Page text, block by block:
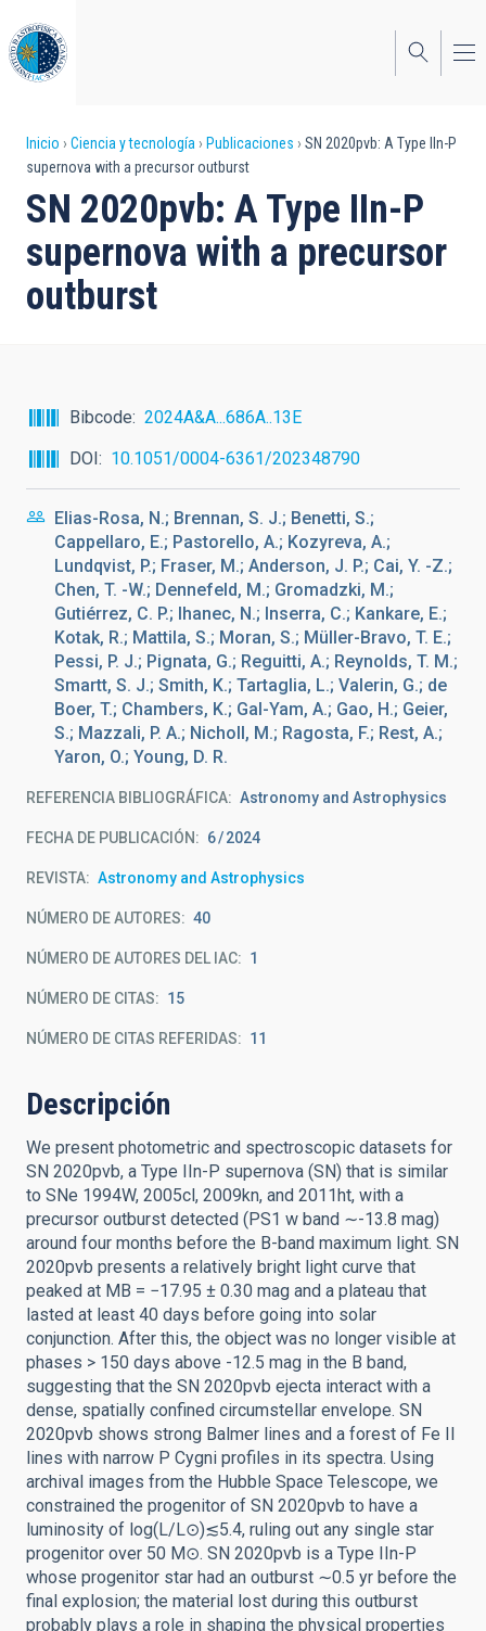
al
contenido
principal
Sobrescribir
enlaces
de
ayuda
a
Inicio Ciencia y tecnología Publicaciones
SN 2020pvb: A Type IIn-P
supernova with a precursor outburst
SN 2020pvb: A Type IIn-P
supernova with a precursor
outburst
Bibcode
2024A&A...686A..13E
DOI
10.1051/0004-6361/202348790
Elias-Rosa, N.; Brennan, S. J.; Benetti, S.;
Cappellaro, E.; Pastorello, A.; Kozyreva, A.;
Lundqvist, P.; Fraser, M.; Anderson, J. P.; Cai, Y. -Z.;
Chen, T. -W.; Dennefeld, M.; Gromadzki, M.;
Gutiérrez, C. P.; Ihanec, N.; Inserra, C.; Kankare, E.;
Kotak, R.; Mattila, S.; Moran, S.; Müller-Bravo, T. E.;
Pessi, P. J.; Pignata, G.; Reguitti, A.; Reynolds, T. M.;
Smartt, S. J.; Smith, K.; Tartaglia, L.; Valerin, G.; de
Boer, T.; Chambers, K.; Gal-Yam, A.; Gao, H.; Geier,
S.; Mazzali, P. A.; Nicholl, M.; Ragosta, F.; Rest, A.;
Yaron, O.; Young, D. R.
REFERENCIA BIBLIOGRÁFICA Astronomy and Astrophysics
FECHA DE PUBLICACIÓN: 6 2024
REVISTA Astronomy and Astrophysics
NÚMERO DE AUTORES 40
NÚMERO DE AUTORES DEL IAC 1
NÚMERO DE CITAS 15
NÚMERO DE CITAS REFERIDAS 11
Descripción
We present photometric and spectroscopic datasets for
SN 2020pvb, a Type IIn-P supernova (SN) that is similar
to SNe 1994W, 2005cl, 2009kn, and 2011ht, with a
precursor outburst detected (PS1 w band ∼-13.8 mag)
around four months before the B-band maximum light. SN
2020pvb presents a relatively bright light curve that
peaked at MB = −17.95 ± 0.30 mag and a plateau that
lasted at least 40 days before going into solar
conjunction. After this, the object was no longer visible at
phases > 150 days above -12.5 mag in the B band,
suggesting that the SN 2020pvb ejecta interact with a
dense, spatially confined circumstellar envelope. SN
2020pvb shows strong Balmer lines and a forest of Fe II
lines with narrow P Cygni profiles in its spectra. Using
archival images from the Hubble Space Telescope, we
constrained the progenitor of SN 2020pvb to have a
luminosity of log(L/L⊙)≲5.4, ruling out any single star
progenitor over 50 M⊙. SN 2020pvb is a Type IIn-P
whose progenitor star had an outburst ∼0.5 yr before the
final explosion; the material lost during this outburst
probably plays a role in shaping the physical properties